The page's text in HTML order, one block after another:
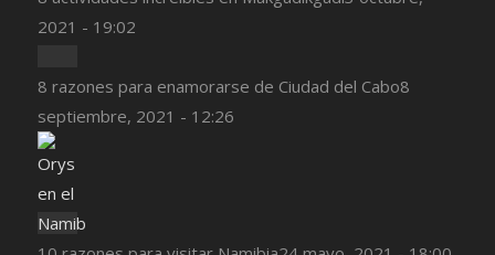
2021 - 19:02
8 razones para enamorarse de Ciudad del Cabo8
septiembre, 2021 - 12:26